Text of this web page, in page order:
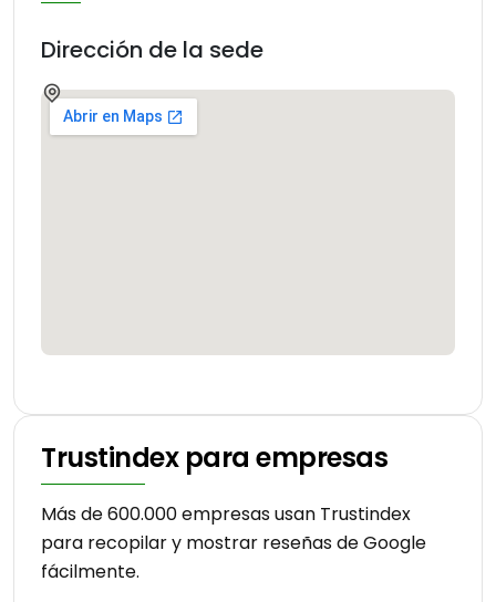
Dirección de la sede
Trustindex para empresas
Más de 600.000 empresas usan Trustindex
para recopilar y mostrar reseñas de Google
fácilmente.